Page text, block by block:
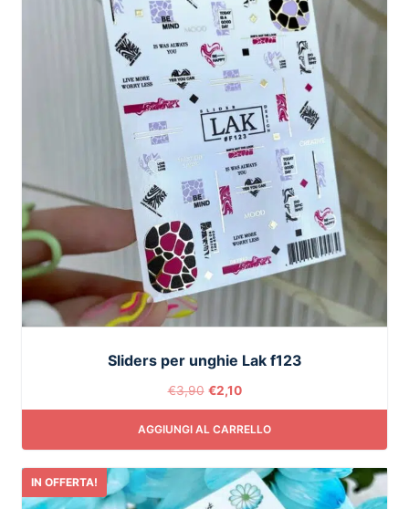
Sliders per unghie Lak f123
€3,90 €2,10
AGGIUNGI AL CARRELLO
IN OFFERTA!